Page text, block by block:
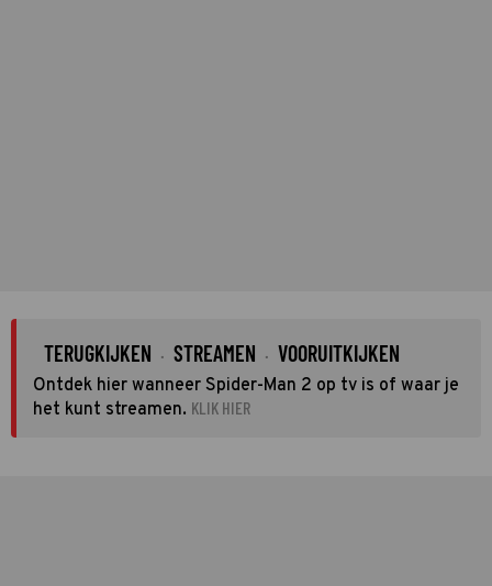
TERUGKIJKEN · STREAMEN · VOORUITKIJKEN
Ontdek hier wanneer Spider-Man 2 op tv is of waar je
het kunt streamen. KLIK HIER